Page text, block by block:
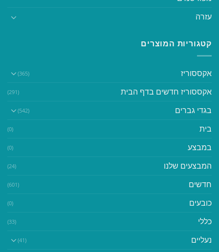
עזרה
קטגוריות המוצרים
אקססוריז (365)
אקססוריז חדשים בדף הבית (291)
בגדי גברים (542)
בית (0)
במבצע (0)
המבצעים שלנו (24)
חדשים (601)
כובעים (0)
כללי (33)
נעליים (41)